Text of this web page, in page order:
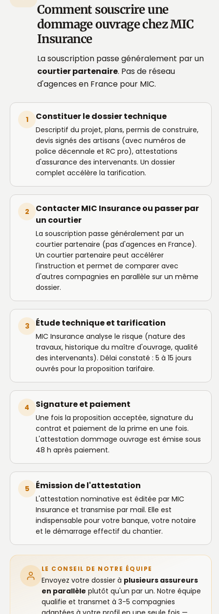
Comment souscrire une
dommage ouvrage chez MIC
Insurance
La souscription passe généralement par un
courtier partenaire. Pas de réseau
d'agences en France pour MIC.
1 Constituer le dossier technique
Descriptif du projet, plans, permis de construire,
devis signés des artisans (avec numéros de
police décennale et RC pro), attestations
d'assurance des intervenants. Un dossier
complet accélère la tarification.
2
Contacter MIC Insurance ou passer par
un courtier
La souscription passe généralement par un
courtier partenaire (pas d'agences en France).
Un courtier partenaire peut accélérer
l'instruction et permet de comparer avec
d'autres compagnies en parallèle sur un même
dossier.
3 Étude technique et tarification
MIC Insurance analyse le risque (nature des
travaux, historique du maître d'ouvrage, qualité
des intervenants). Délai constaté : 5 à 15 jours
ouvrés pour la proposition tarifaire.
4 Signature et paiement
Une fois la proposition acceptée, signature du
contrat et paiement de la prime en une fois.
L'attestation dommage ouvrage est émise sous
48 h après paiement.
5 Émission de l'attestation
L'attestation nominative est éditée par MIC
Insurance et transmise par mail. Elle est
indispensable pour votre banque, votre notaire
et le démarrage effectif du chantier.
LE CONSEIL DE NOTRE ÉQUIPE
Envoyez votre dossier à plusieurs assureurs
en parallèle plutôt qu'un par un. Notre équipe
qualifie et transmet à 3-5 compagnies